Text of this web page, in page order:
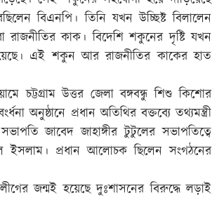
বিএনপি। তিনি যখন উচ্ছিষ্ট বিলালেন
রাজনীতির কাক। বিদেশি শকুনের দৃষ্টি যখন
এই শকুন আর রাজনীতির কাকের হাত
চট্টগ্রাম উত্তর জেলা বঙ্গবন্ধু শিশু কিশোর
অনুষ্ঠানে প্রধান অতিথির বক্তব্যে তথ্যমন্ত্রী
জাবেদ জাহাঙ্গীর টুটুলের সভাপতিত্বে
ইসলাম। প্রধান আলোচক ছিলেন সংগঠনের
জন্মই হয়েছে দুঃশাসনের বিরুদ্ধে লড়াই